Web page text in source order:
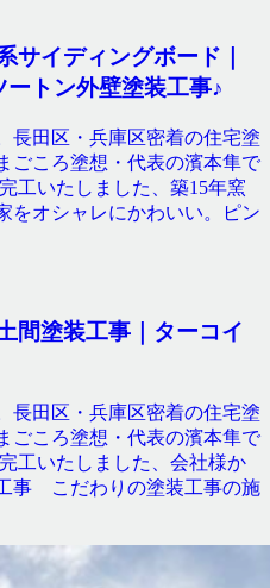
イディングボード｜
トン外壁塗装工事♪
長田区・兵庫区密着の住宅塗
ごころ塗想・代表の濱本隼で
工いたしました、築15年窯
をオシャレにかわいい。ピン
間塗装工事｜ターコイ
長田区・兵庫区密着の住宅塗
ごころ塗想・代表の濱本隼で
工いたしました、会社様か
事 こだわりの塗装工事の施